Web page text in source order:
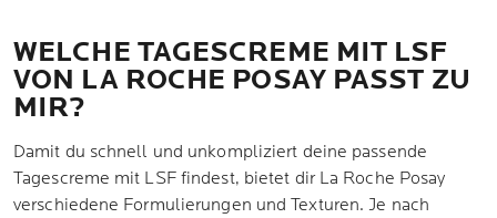
WELCHE TAGESCREME MIT LSF
VON LA ROCHE POSAY PASST ZU
MIR?
Damit du schnell und unkompliziert deine passende
Tagescreme mit LSF findest, bietet dir La Roche Posay
verschiedene Formulierungen und Texturen. Je nach